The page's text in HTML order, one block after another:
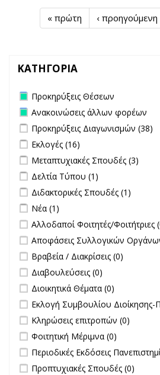
« πρώτη ‹ προηγούμενη
ΚΑΤΗΓΟΡΙΑ
Remove Προκηρύξεις Θέσεων
Προκηρύξεις Θέσεων
Remove Ανακοινώσεις άλλων
Ανακοινώσεις άλλων φορέων
Apply Προκηρύξεις
Προκηρύξεις Διαγωνισμών (38)
Apply Εκλογές filter
Εκλογές (16)
Apply Μεταπτυχιακές Σπουδές
Μεταπτυχιακές Σπουδές (3)
Apply Δελτία Τύπου filter
Δελτία Τύπου (1)
Apply Διδακτορικές Σπουδές filter
Διδακτορικές Σπουδές (1)
Apply Νέα filter
Νέα (1)
undefined
Αλλοδαποί Φοιτητές/Φοιτήτριες
undefined
Αποφάσεις Συλλογικών
undefined
Βραβεία / Διακρίσεις (0)
undefined
Διαβουλεύσεις (0)
undefined
Διοικητικά Θέματα (0)
undefined
Εκλογή Συμβουλίου Διοίκησης-
undefined
Κληρώσεις επιτροπών (0)
undefined
Φοιτητική Μέριμνα (0)
undefined
Περιοδικές Εκδόσεις
undefined
Προπτυχιακές Σπουδές (0)